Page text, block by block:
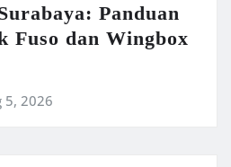
Panduan
Fuso dan Wingbox
5, 2026